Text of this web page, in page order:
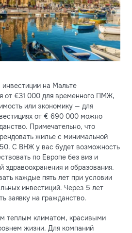
на Мальте
от €31 000 для временного ПМЖ,
или экономику — для
от € 690 000 можно
Примечательно, что
жилье с минимальной
С ВНЖ у вас будет возможность
по Европе без виз и
здравоохранения и образования.
каждые пять лет при условии
инвестиций. Через 5 лет
заявку на гражданство.
теплым климатом, красивыми
жизни. Для компаний